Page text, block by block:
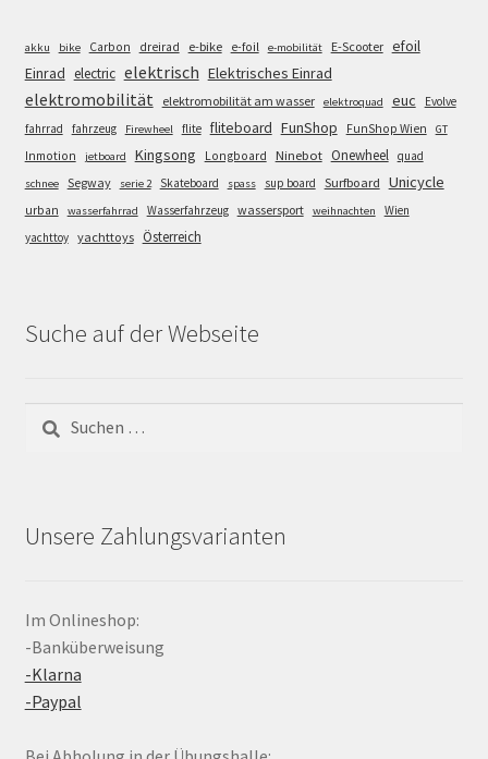
akku bike Carbon dreirad e-bike e-foil e-mobilität E-Scooter efoil
Einrad electric elektrisch Elektrisches Einrad
elektromobilität elektromobilität am wasser elektroquad euc
Evolve
fahrrad
fahrzeug Firewheel flite fliteboard FunShop FunShop Wien GT
Inmotion jetboard Kingsong Longboard Ninebot Onewheel quad
schnee Segway serie 2 Skateboard spass sup board Surfboard Unicycle
urban wasserfahrrad Wasserfahrzeug wassersport weihnachten
Wien
yachttoy yachttoys Österreich
Suche auf der Webseite
Suchen
nach:
Unsere Zahlungsvarianten
Im Onlineshop:
-Banküberweisung
-Klarna
-Paypal